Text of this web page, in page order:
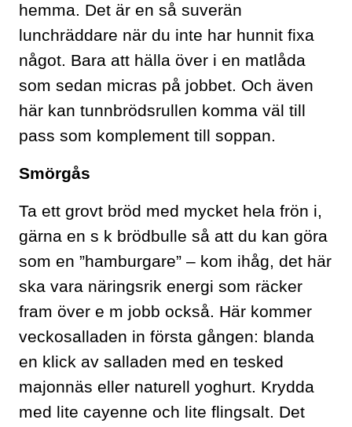
hemma. Det är en så suverän
lunchräddare när du inte har hunnit fixa
något. Bara att hälla över i en matlåda
som sedan micras på jobbet. Och även
här kan tunnbrödsrullen komma väl till
pass som komplement till soppan.
Smörgås
Ta ett grovt bröd med mycket hela frön i,
gärna en s k brödbulle så att du kan göra
som en ”hamburgare” – kom ihåg, det här
ska vara näringsrik energi som räcker
fram över e m jobb också. Här kommer
veckosalladen in första gången: blanda
en klick av salladen med en tesked
majonnäs eller naturell yoghurt. Krydda
med lite cayenne och lite flingsalt. Det